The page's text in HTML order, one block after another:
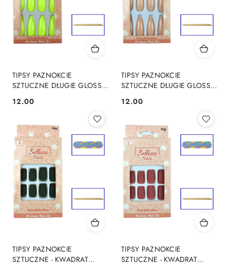
TIPSY PAZNOKCIE
SZTUCZNE DŁUGIE GLOSS
Cena:
12.00
TIPSY PAZNOKCIE
SZTUCZNE DŁUGIE GLOSS
Cena:
12.00
TIPSY PAZNOKCIE
SZTUCZNE - KWADRAT
TIPSY PAZNOKCIE
SZTUCZNE - KWADRAT